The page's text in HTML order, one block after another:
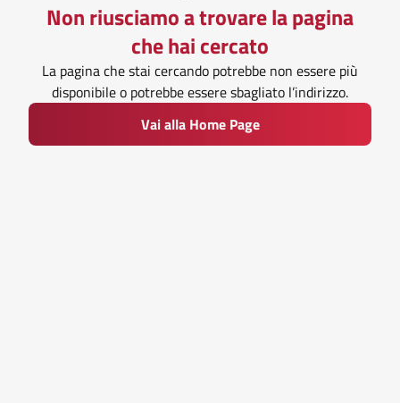
Non riusciamo a trovare la pagina
che hai cercato
La pagina che stai cercando potrebbe non essere più
disponibile o potrebbe essere sbagliato l’indirizzo.
Vai alla Home Page